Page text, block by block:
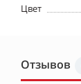
Цвет
Отзывов